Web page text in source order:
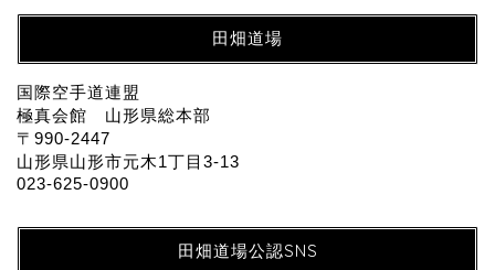
田畑道場
国際空手道連盟
極真会館 山形県総本部
〒990-2447
山形県山形市元木1丁目3-13
023-625-0900
田畑道場公認SNS